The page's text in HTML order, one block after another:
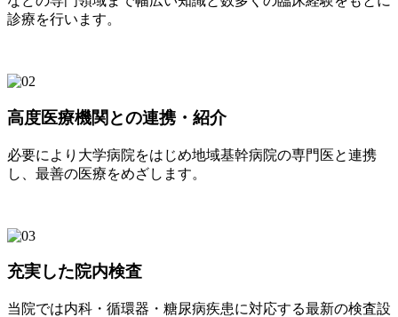
診療を行います。
高度医療機関との連携・紹介
必要により大学病院をはじめ地域基幹病院の専門医と連携
し、最善の医療をめざします。
充実した院内検査
当院では内科・循環器・糖尿病疾患に対応する最新の検査設